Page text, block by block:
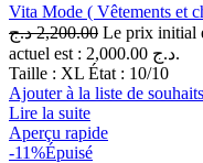
Vita Mode ( Vêtements et
2,200.00 د.ج
actuel est : 2,000.00 د.ج.
Taille : XL État : 10/10
Ajouter à la liste de souhaits
Lire la suite
Aperçu rapide
-11%Épuisé